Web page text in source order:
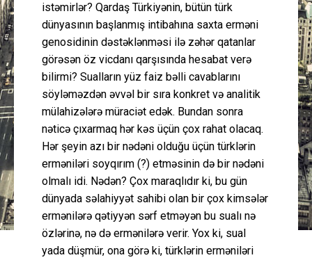
istəmirlər? Qardaş Türkiyənin, bütün türk
dünyasının başlanmış intibahına saxta erməni
genosidinin dəstəklənməsi ilə zəhər qatanlar
görəsən öz vicdanı qarşısında hesabat verə
bilirmi? Sualların yüz faiz bəlli cavablarını
söyləməzdən əvvəl bir sıra konkret və analitik
mülahizələrə müraciət edək. Bundan sonra
nəticə çıxarmaq hər kəs üçün çox rahat olacaq.
Hər şeyin azı bir nədəni olduğu üçün türklərin
erməniləri soyqırım (?) etməsinin də bir nədəni
olmalı idi. Nədən? Çox maraqlıdır ki, bu gün
dünyada səlahiyyət sahibi olan bir çox kimsələr
ermənilərə qətiyyən sərf etməyən bu sualı nə
özlərinə, nə də ermənilərə verir. Yox ki, sual
yada düşmür, ona görə ki, türklərin erməniləri